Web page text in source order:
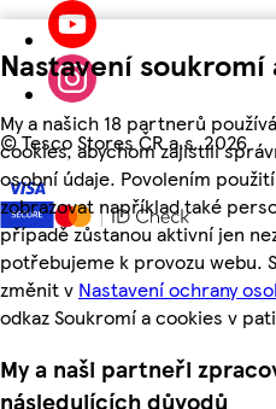
Nastavení soukromí
My a našich 18 partnerů
cookies, abychom zajistili
osobní údaje. Povolením
zobrazovat například také
případě zůstanou aktivní jen
potřebujeme k provozu webu.
změnit v Nastavení ochrany
odkaz Soukromí a cookies v
My a naši partneři
následujících důvodů
©Tesco Stores ČR a.s. 2026